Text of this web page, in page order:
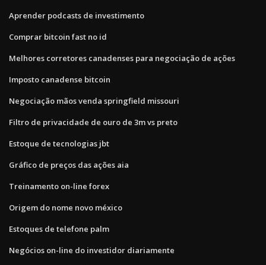
Aprender podcasts de investimento
Comprar bitcoin fast no id
Melhores corretores canadenses para negociação de ações
Imposto canadense bitcoin
Negociação mãos venda springfield missouri
Filtro de privacidade de ouro de 3m vs preto
Estoque de tecnologias jbt
Gráfico de preços das ações aia
Treinamento on-line forex
Origem do nome novo méxico
Estoques de telefone palm
Negócios on-line do investidor diariamente